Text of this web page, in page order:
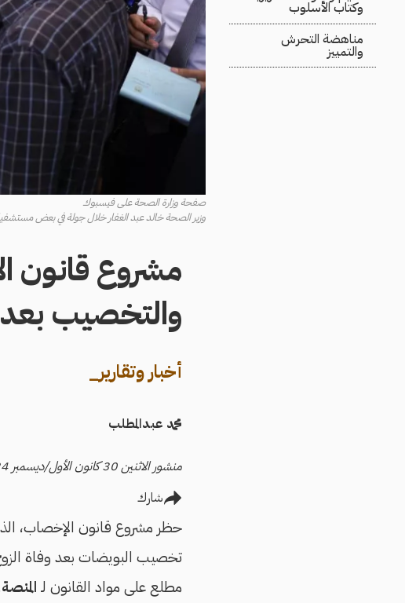
وكتاب الأسلوب
مناهضة التحرش
والتمييز
صفحة وزارة الصحة على فيسبوك
وزير الصحة خالد عبد الغفار خلال جولة في بعض مستشفيات
مشروع قانون
والتخصيب بعد
أخبار وتقارير_
محمد عبدالمطلب
منشور الاثنين 30 كانون الأول/ديسمبر 2024
شارك
حظر مشروع قانون الإخصاب،
تخصيب البويضات بعد وفاة
مطلع على مواد القانون لـ المنصة